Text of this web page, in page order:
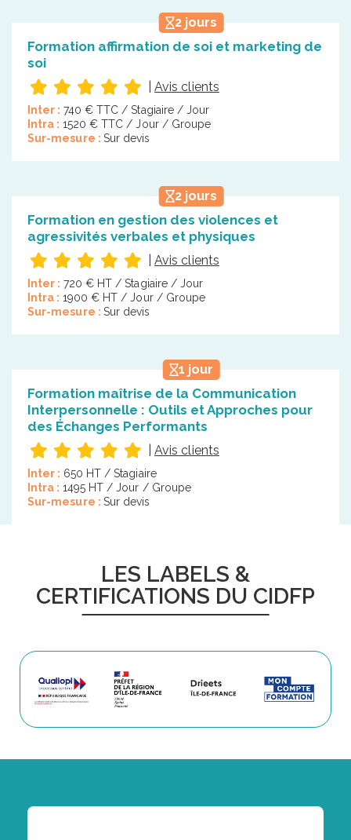
2 jours
Formation affirmation de soi et marketing de
soi
Avis clients
Inter : 740 € TTC / Stagiaire / Jour
Intra : 1520 € TTC / Jour / Groupe
Sur-mesure : Sur devis
2 jours
Formation en gestion des violences et
agressivités verbales et physiques
Avis clients
Inter : 720 € HT / Stagiaire / Jour
Intra : 1900 € HT / Jour / Groupe
Sur-mesure : Sur devis
1 jour
Formation maîtrise de la Communication
Interpersonnelle : Outils et Approches pour
des Échanges Performants
Avis clients
Inter : 650 HT / Stagiaire
Intra : 1495 HT / Jour / Groupe
Sur-mesure : Sur devis
LES LABELS &
CERTIFICATIONS DU CIDFP